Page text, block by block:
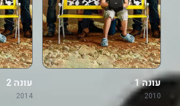
עונה 1
2010
עונה 2
2014